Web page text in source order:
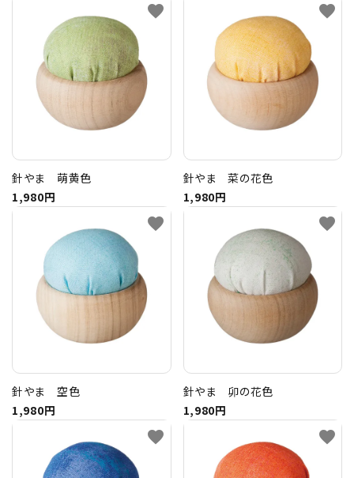
針やま 萌黄色
1,980円
favorite
針やま 菜の花色
1,980円
favorite
針やま 空色
1,980円
favorite
針やま 卯の花色
1,980円
favorite
favorite favorite